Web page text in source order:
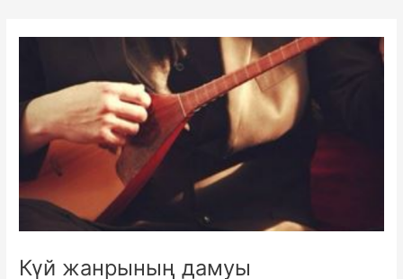
Күй жанрының дамуы